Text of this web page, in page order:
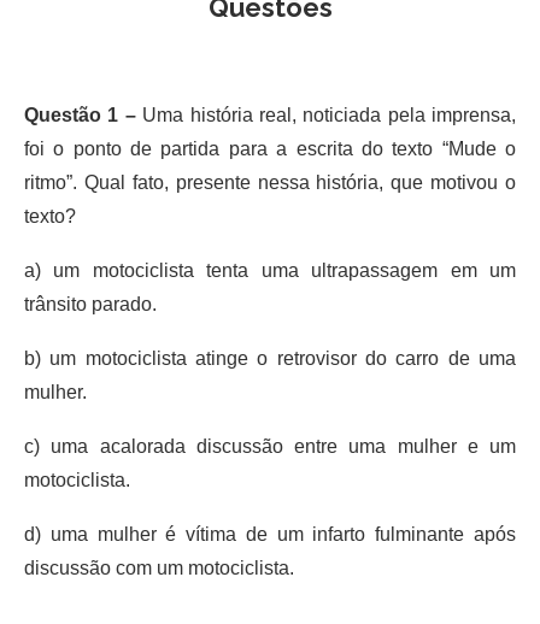
Questões
Questão 1 – Uma história real, noticiada pela imprensa,
foi o ponto de partida para a escrita do texto “Mude o
ritmo”. Qual fato, presente nessa história, que motivou o
texto?
a) um motociclista tenta uma ultrapassagem em um
trânsito parado.
b) um motociclista atinge o retrovisor do carro de uma
mulher.
c) uma acalorada discussão entre uma mulher e um
motociclista.
d) uma mulher é vítima de um infarto fulminante após
discussão com um motociclista.